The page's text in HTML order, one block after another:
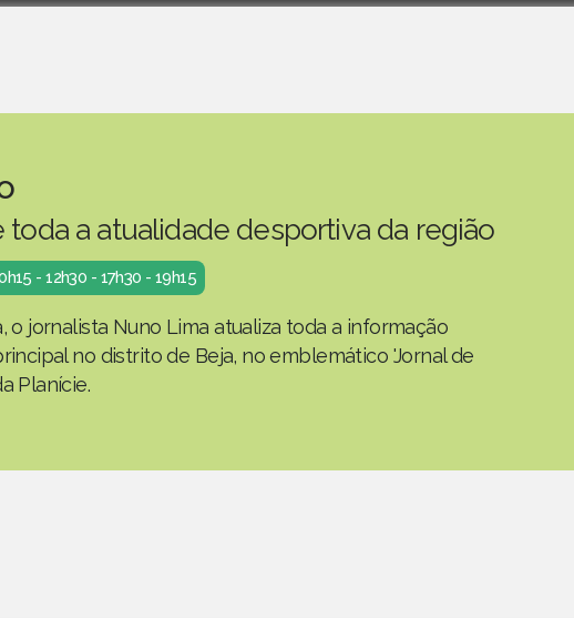
toda a atualidade desportiva da região
- 12h30 - 17h30 - 19h15
o jornalista Nuno Lima atualiza toda a informação
no distrito de Beja, no emblemático 'Jornal de
Planície.